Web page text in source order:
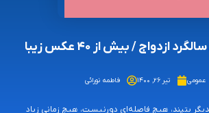
ازدواج / بیش از ۴۰ عکس زیبا
عمومی تیر ۲۶, ۱۴۰۰ فاطمه نورائی
بتپند، هیچ فاصله‌ای دورنیسـت، هیچ زمانی زیاد